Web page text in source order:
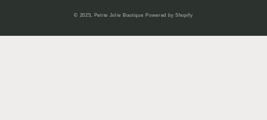
© 2025, Petite Jolie Boutique Powered by Shopify